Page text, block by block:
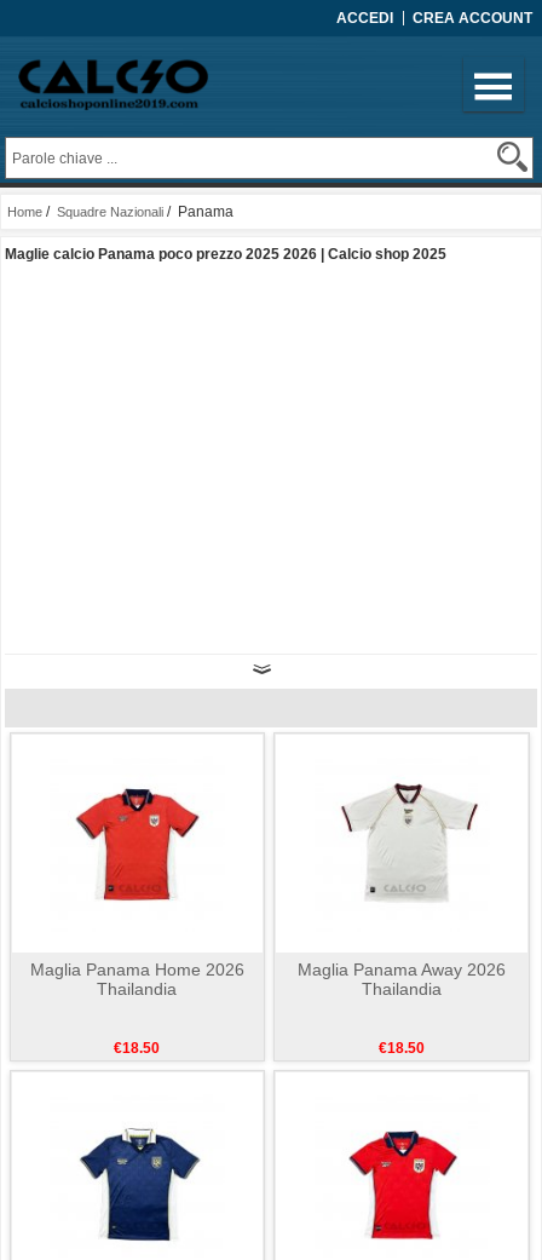
ACCEDI CREA ACCOUNT
Home / Squadre Nazionali / Panama
Maglie calcio Panama poco prezzo 2025 2026 | Calcio shop 2025
Maglia Panama Home 2026
Thailandia
€18.50
Maglia Panama Away 2026
Thailandia
€18.50